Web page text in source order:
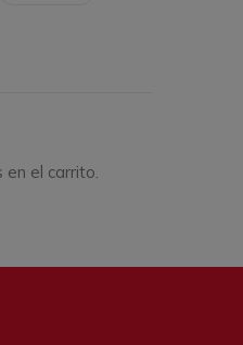
en el carrito.